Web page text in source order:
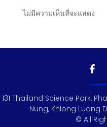
ไม่มีความเห็นที่จะแสดง
131 Thailand Science Park,
Nung, Khlong Luang
© All